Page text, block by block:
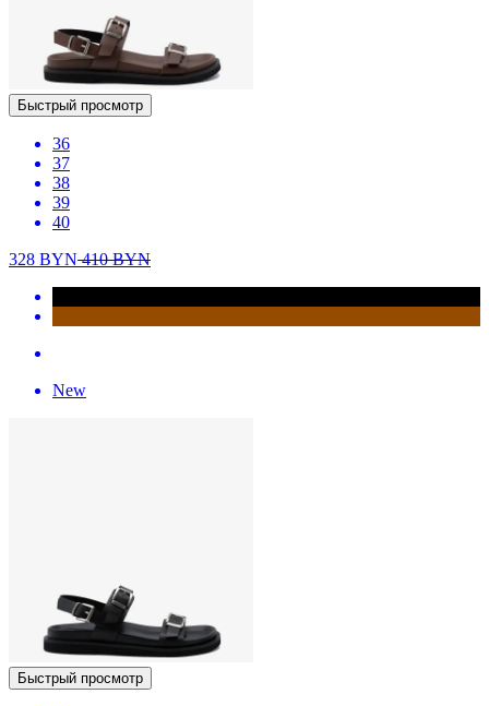
Быстрый просмотр
36
37
38
39
40
328 BYN410BYN
New
Быстрый просмотр